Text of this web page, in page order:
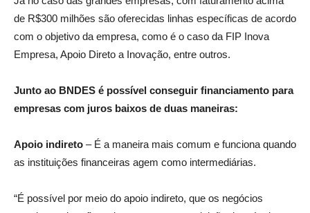
de R$300 milhões são oferecidas linhas específicas de acordo
com o objetivo da empresa, como é o caso da FIP Inova
Empresa, Apoio Direto a Inovação, entre outros.
Junto ao BNDES é possível conseguir financiamento para
empresas com juros baixos de duas maneiras:
Apoio indireto – É a maneira mais comum e funciona quando
as instituições financeiras agem como intermediárias.
“É possível por meio do apoio indireto, que os negócios